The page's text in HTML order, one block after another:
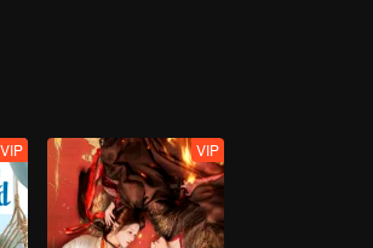
nhắc khiến phụ nữ phải tránh xa? Là anh ta
là đáng quý! Không có người đàn ông nào
VIP VIP